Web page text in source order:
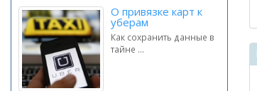
О привязке карт к
уберам
Как сохранить данные в
тайне ...